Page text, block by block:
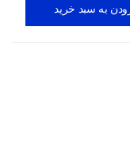
به سبد خرید